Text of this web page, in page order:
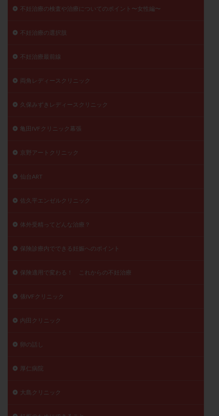
不妊治療の検査や治療についてのポイント〜女性編〜
不妊治療の選択肢
不妊治療最前線
両角レディースクリニック
久保みずきレディースクリニック
亀田IVFクリニック幕張
京野アートクリニック
仙台ART
佐久平エンゼルクリニック
体外受精ってどんな治療？
保険診療内でできる妊娠へのポイント
保険適用で変わる！ これからの不妊治療
俵IVFクリニック
内田クリニック
卵の話し
厚仁病院
大島クリニック